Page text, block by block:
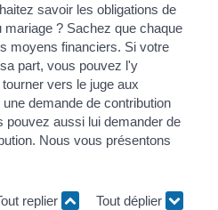
savoir les obligations de
? Sachez que chaque
moyens financiers. Si votre
part, vous pouvez l'y
vers le juge aux
demande de contribution
pouvez aussi lui demander de
Nous vous présentons
replier Tout déplier